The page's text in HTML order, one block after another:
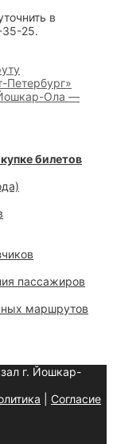
в
35-25.
Петербург»
Ола —
билетов
пассажиров
маршрутов
г. Йошкар-
Согласие